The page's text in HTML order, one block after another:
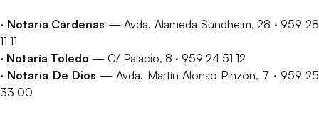
· Notaría Cárdenas — Avda. Alameda Sundheim, 28 · 959 28
11 11
· Notaría Toledo — C/ Palacio, 8 · 959 24 51 12
· Notaría De Dios — Avda. Martín Alonso Pinzón, 7 · 959 25
33 00